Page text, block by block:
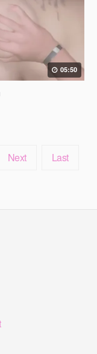
05:50
Next Last